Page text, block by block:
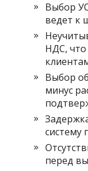
Выбор
ведет к
НДС, что
Выбор
минус
систему
перед